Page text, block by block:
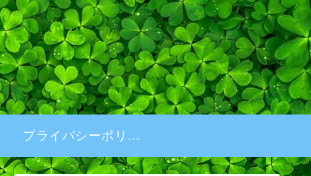
プライバシーポリシー